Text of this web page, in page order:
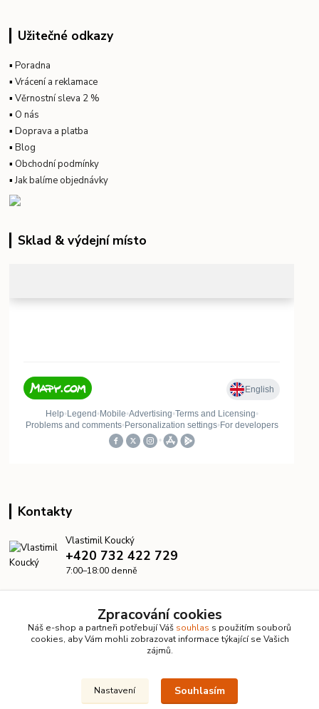
Užitečné odkazy
▪Poradna
▪Vrácení a reklamace
▪Věrnostní sleva 2 %
▪ O nás
▪Doprava a platba
▪Blog
▪ Obchodní podmínky
▪Jak balíme objednávky
Sklad & výdejní místo
Kontakty
Vlastimil Koucký
+420 732 422 729
7:00–18:00 denně
© 2026 KanalizaceLevne.cz · Všechna práva vyhrazena ·
Zpracování cookies
Náš e-shop a partneři potřebují Váš souhlas s použitím souborů
cookies, aby Vám mohli zobrazovat informace týkající se Vašich
zájmů.
Nastavení Souhlasím